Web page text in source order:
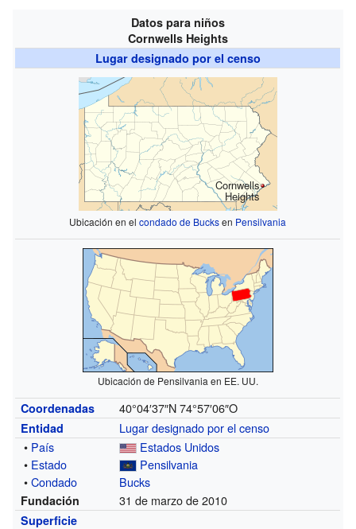
Datos para niños
Cornwells Heights
Lugar designado por el censo
Cornwells
Heights
Ubicación en elcondado de Bucksen Pensilvania
Ubicación de Pensilvania en EE. UU.
Coordenadas 40°04′37″N 74°57′06″O
Entidad
Lugar designado por el censo
• País
Estados Unidos
• Estado
Pensilvania
•Condado Bucks
Fundación 31 de marzo de 2010
Superficie